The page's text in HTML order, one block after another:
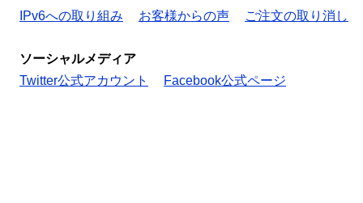
IPv6への取り組み
お客様からの声 ご注文の取り消し
ソーシャルメディア
Twitter公式アカウント
Facebook公式ページ